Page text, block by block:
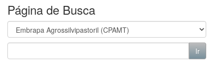
Página de Busca